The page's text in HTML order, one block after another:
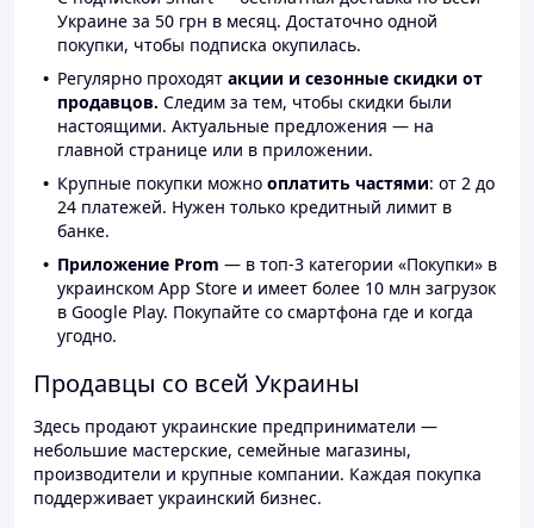
Украине за 50 грн в месяц. Достаточно одной
покупки, чтобы подписка окупилась.
Регулярно проходят акции и сезонные скидки от
продавцов. Следим за тем, чтобы скидки были
настоящими. Актуальные предложения — на
главной странице или в приложении.
Крупные покупки можно оплатить частями: от 2 до
24 платежей. Нужен только кредитный лимит в
банке.
Приложение Prom — в топ-3 категории «Покупки» в
украинском App Store и имеет более 10 млн загрузок
в Google Play. Покупайте со смартфона где и когда
угодно.
Продавцы со всей Украины
Здесь продают украинские предприниматели —
небольшие мастерские, семейные магазины,
производители и крупные компании. Каждая покупка
поддерживает украинский бизнес.